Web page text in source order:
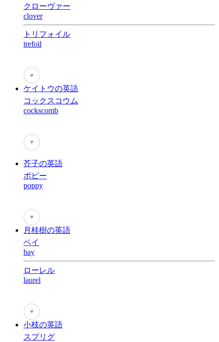
クローヴァー
clover
トリフォイル
trefoil
♥
ケイトウの英語
コックスコウム
cockscomb
♥
芥子の英語
ポピー
poppy
♥
月桂樹の英語
ベイ
bay
ローレル
laurel
♥
小枝の英語
スプリグ